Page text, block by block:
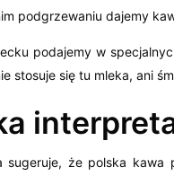
podgrzewaniu dajemy
podajemy w
stosuje się tu mleka, ani
sugeruje, że polska